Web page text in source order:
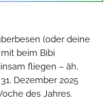
(oder deine
beim Bibi
fliegen – äh,
Dezember 2025
des Jahres.